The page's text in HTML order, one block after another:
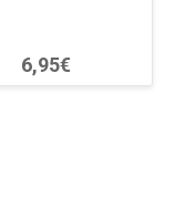
6,95€